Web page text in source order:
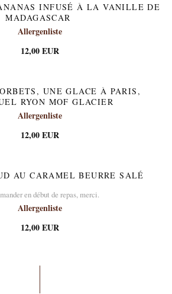
INFUSÉ À LA VANILLE DE
MADAGASCAR
Allergenliste
12,00 EUR
UNE GLACE À PARIS,
RYON MOF GLACIER
Allergenliste
12,00 EUR
AU CARAMEL BEURRE SALÉ
en début de repas, merci.
Allergenliste
12,00 EUR